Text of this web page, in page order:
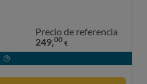
Precio de referencia
249,00 €